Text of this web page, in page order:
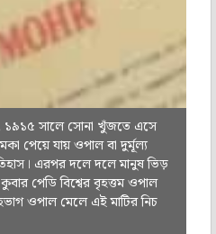
সালে সোনা খুঁজতে এসে
পেয়ে যায় ওপাল বা দুর্মূল্য
এরপর দলে দলে মানুষ ভিড়
পেডি বিশ্বের বৃহত্তম ওপাল
ওপাল মেলে এই মাটির নিচ